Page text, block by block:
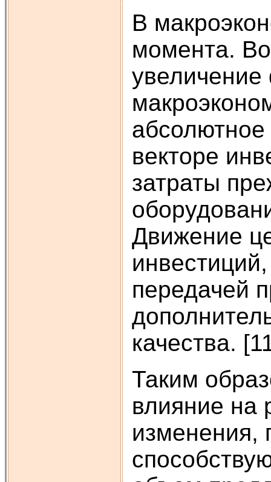
В
момента.
увеличение
векторе
затраты
Движение
передачей
качества.
Таким
влияние на
изменения,